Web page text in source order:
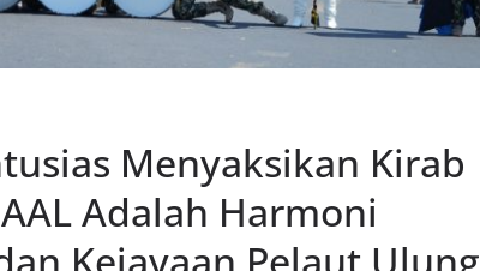
Menyaksikan Kirab
Adalah Harmoni